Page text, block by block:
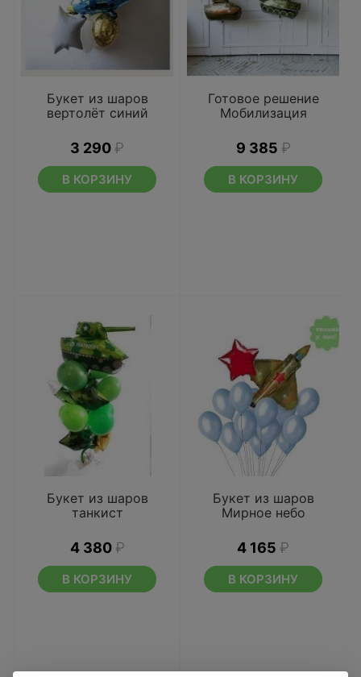
Букет из шаров
вертолёт синий
3 290 ₽
В КОРЗИНУ
Готовое решение
Мобилизация
9 385 ₽
В КОРЗИНУ
Букет из шаров
танкист
4 380 ₽
В КОРЗИНУ
Букет из шаров
Мирное небо
4 165 ₽
В КОРЗИНУ